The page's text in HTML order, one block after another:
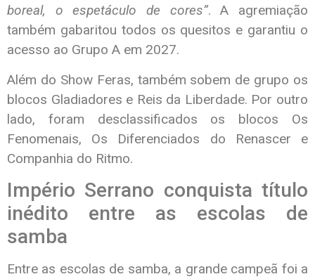
boreal, o espetáculo de cores”. A agremiação
também gabaritou todos os quesitos e garantiu o
acesso ao Grupo A em 2027.
Além do Show Feras, também sobem de grupo os
blocos Gladiadores e Reis da Liberdade. Por outro
lado, foram desclassificados os blocos Os
Fenomenais, Os Diferenciados do Renascer e
Companhia do Ritmo.
Império Serrano conquista título
inédito entre as escolas de
samba
Entre as escolas de samba, a grande campeã foi a